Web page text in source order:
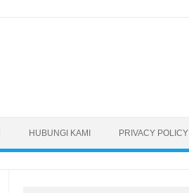
HUBUNGI KAMI PRIVACY POLICY